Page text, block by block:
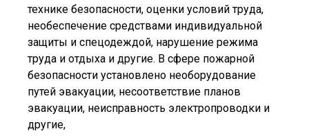
технике безопасности, оценки условий труда,
необеспечение средствами индивидуальной
защиты и спецодеждой, нарушение режима
труда и отдыха и другие. В сфере пожарной
безопасности установлено необорудование
путей эвакуации, несоответствие планов
эвакуации, неисправность электропроводки и
другие,